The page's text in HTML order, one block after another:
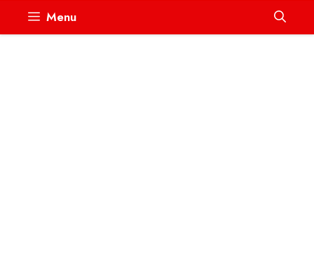
Menu